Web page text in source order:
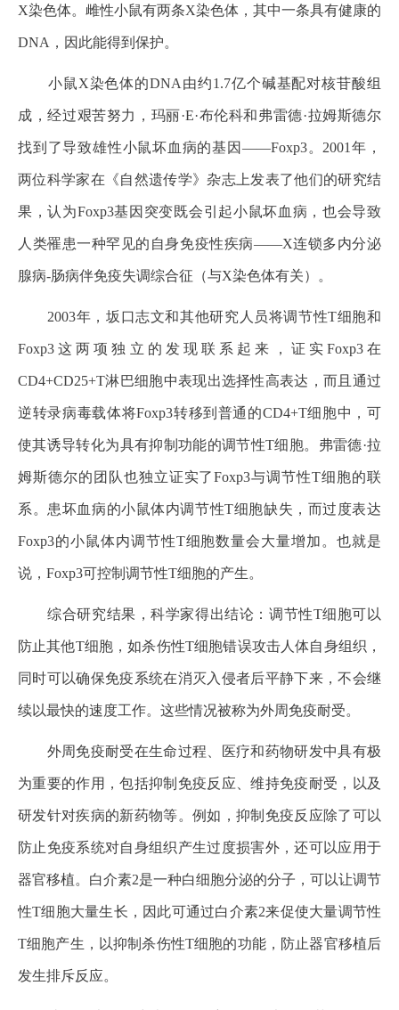
X染色体。雌性小鼠有两条X染色体，其中一条具有健康的
DNA，因此能得到保护。
小鼠X染色体的DNA由约1.7亿个碱基配对核苷酸组
成，经过艰苦努力，玛丽·E·布伦科和弗雷德·拉姆斯德尔
找到了导致雄性小鼠坏血病的基因——Foxp3。2001年，
两位科学家在《自然遗传学》杂志上发表了他们的研究结
果，认为Foxp3基因突变既会引起小鼠坏血病，也会导致
人类罹患一种罕见的自身免疫性疾病——X连锁多内分泌
腺病-肠病伴免疫失调综合征（与X染色体有关）。
2003年，坂口志文和其他研究人员将调节性T细胞和
Foxp3这两项独立的发现联系起来，证实Foxp3在
CD4+CD25+T淋巴细胞中表现出选择性高表达，而且通过
逆转录病毒载体将Foxp3转移到普通的CD4+T细胞中，可
使其诱导转化为具有抑制功能的调节性T细胞。弗雷德·拉
姆斯德尔的团队也独立证实了Foxp3与调节性T细胞的联
系。患坏血病的小鼠体内调节性T细胞缺失，而过度表达
Foxp3的小鼠体内调节性T细胞数量会大量增加。也就是
说，Foxp3可控制调节性T细胞的产生。
综合研究结果，科学家得出结论：调节性T细胞可以
防止其他T细胞，如杀伤性T细胞错误攻击人体自身组织，
同时可以确保免疫系统在消灭入侵者后平静下来，不会继
续以最快的速度工作。这些情况被称为外周免疫耐受。
外周免疫耐受在生命过程、医疗和药物研发中具有极
为重要的作用，包括抑制免疫反应、维持免疫耐受，以及
研发针对疾病的新药物等。例如，抑制免疫反应除了可以
防止免疫系统对自身组织产生过度损害外，还可以应用于
器官移植。白介素2是一种白细胞分泌的分子，可以让调节
性T细胞大量生长，因此可通过白介素2来促使大量调节性
T细胞产生，以抑制杀伤性T细胞的功能，防止器官移植后
发生排斥反应。